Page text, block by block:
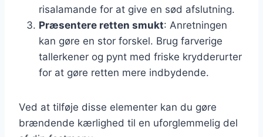
risalamande for at give en sød afslutning.
Præsentere retten smukt: Anretningen
kan gøre en stor forskel. Brug farverige
tallerkener og pynt med friske krydderurter
for at gøre retten mere indbydende.
Ved at tilføje disse elementer kan du gøre
brændende kærlighed til en uforglemmelig del